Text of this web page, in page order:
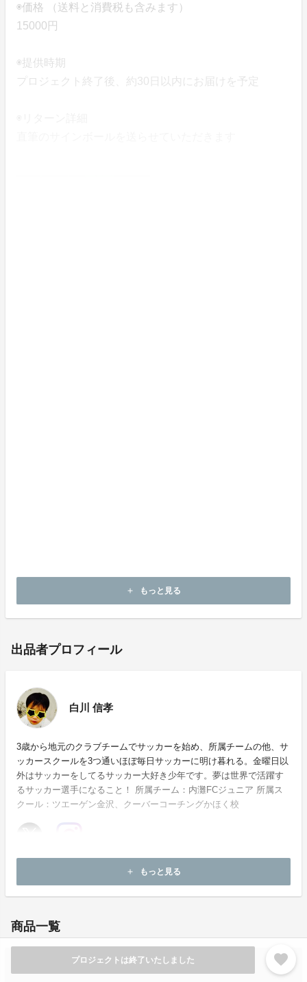
プロジェクトは終了いたしました favorite
◉価格 （送料と消費税も含みます）
15000円
◉提供時期
プロジェクト終了後、約30日以内にお届けを予定
add もっと見る
出品者プロフィール
白川 信孝
3歳から地元のクラブチームでサッカーを始め、所属チームの他、サ
ッカースクールを3つ通いほぼ毎日サッカーに明け暮れる。金曜日以
外はサッカーをしてるサッカー大好き少年です。夢は世界で活躍す
るサッカー選手になること！ 所属チーム：内灘FCジュニア 所属ス
クール：ツエーゲン金沢、クーバーコーチングかほく校
add もっと見る
商品一覧